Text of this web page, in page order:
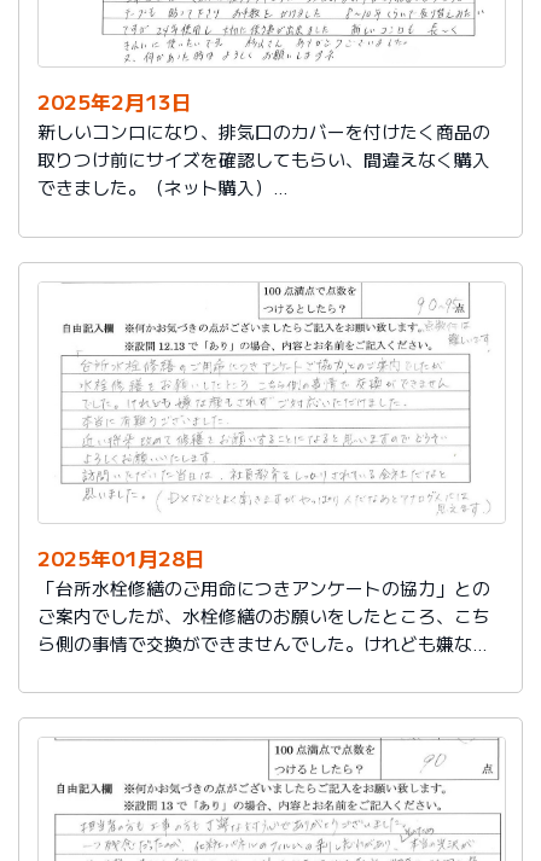
2025年2月13日
新しいコンロになり、排気口のカバーを付けたく商品の
取りつけ前にサイズを確認してもらい、間違えなく購入
できました。（ネット購入）
汚れないようにするテープも貼って下さりお手数をかけ
ました。
８～10年くらいで取り替えみたいですが、24年使用し大
切に使う事が出来ました。新しいコンロも長～くきれい
に使いたいです。杉山さん、ありがとうございました。
又、何かあった時はよろしくお願いしますネ
2025年01月28日
「台所水栓修繕のご用命につきアンケートの協力」との
ご案内でしたが、水栓修繕のお願いをしたところ、こち
ら側の事情で交換ができませんでした。けれども嫌な顔
本当に有難うございました。
近い将来、改めて修繕をお願いすることになると思いま
すので、どうぞよろしくお願いいたします。
訪問いただいた当日は、社員教育をしっかりされている
会社だなと思いました。（DXなどとよく聞きますが、や
っぱり人だなぁとアナログ人には思えます）